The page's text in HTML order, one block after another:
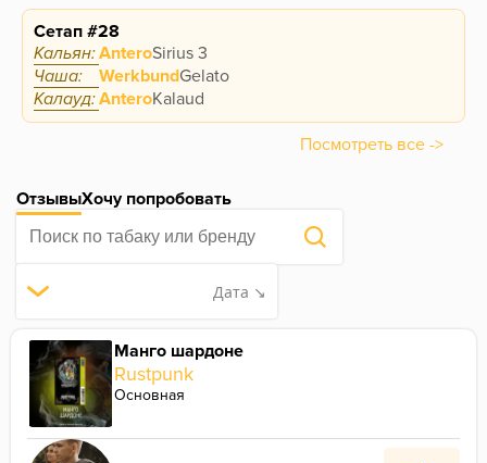
Сетап #28
Кальян:AnteroSirius 3
Чаша:
WerkbundGelato
Калауд:AnteroKalaud
Посмотреть все ->
ОтзывыХочу попробовать
Дата ↘
Манго шардоне
Rustpunk
Основная